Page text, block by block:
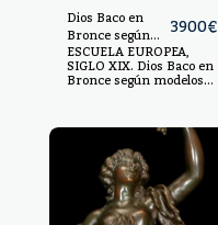
Dios Baco en
Bronce según
modelos Clásicos,
fundición
Napolitana o
XIX
3900€
ESCUELA EUROPEA,
SIGLO XIX. Dios Baco en
Bronce según modelos
Clásicos, fundición
siglo XIX Dios Baco
portando racimos de
uvas. Realizado en
bronce patinado. Sobre
base de madera
policromada. En bronce,
con peana en madera